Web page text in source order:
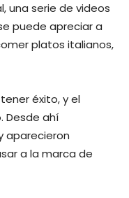
una serie de videos
puede apreciar a
platos italianos,
éxito, y el
Desde ahí
aparecieron
a la marca de